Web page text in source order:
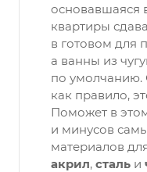
основавшаяся
квартиры
в готовом для
а ванны из
по умолчанию.
как правило,
Поможет в
и минусов
материалов
акрил, сталь и